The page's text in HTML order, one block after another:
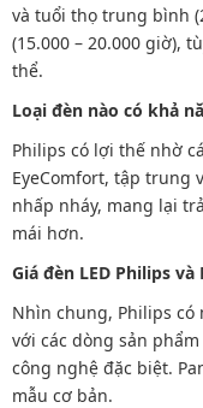
và tuổi thọ trung bình
(15.000 – 20.000 giờ),
thể.
Loại đèn nào có khả
Philips có lợi thế nhờ
EyeComfort, tập trung
nhấp nháy, mang lại
mái hơn.
Giá đèn LED Philips
Nhìn chung, Philips có
với các dòng sản
công nghệ đặc biệt.
mẫu cơ bản.